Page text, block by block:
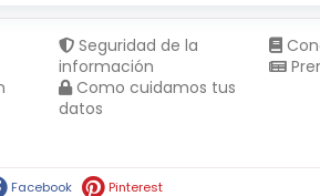
Seguridad de la
información
Como cuidamos tus
datos
Facebook Pinterest